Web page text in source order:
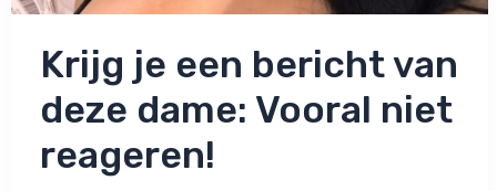
Krijg je een bericht van
deze dame: Vooral niet
reageren!